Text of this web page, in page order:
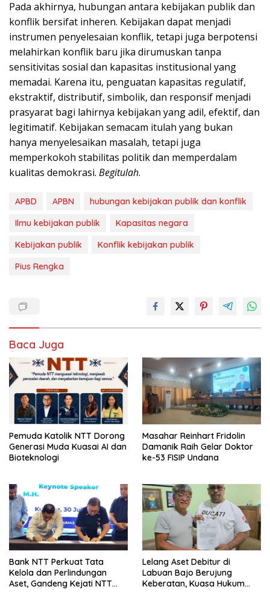
Pada akhirnya, hubungan antara kebijakan publik dan
konflik bersifat inheren. Kebijakan dapat menjadi
instrumen penyelesaian konflik, tetapi juga berpotensi
melahirkan konflik baru jika dirumuskan tanpa
sensitivitas sosial dan kapasitas institusional yang
memadai. Karena itu, penguatan kapasitas regulatif,
ekstraktif, distributif, simbolik, dan responsif menjadi
prasyarat bagi lahirnya kebijakan yang adil, efektif, dan
legitimatif. Kebijakan semacam itulah yang bukan
hanya menyelesaikan masalah, tetapi juga
memperkokoh stabilitas politik dan memperdalam
kualitas demokrasi. Begitulah.
APBD APBN
hubungan kebijakan publik dan konflik
Ilmu kebijakan publik
Kapasitas negara
Kebijakan publik
Konflik kebijakan publik
Pius Rengka
Baca Juga
Pemuda Katolik NTT Dorong
Generasi Muda Kuasai AI dan
Bioteknologi
Masahar Reinhart Fridolin
Damanik Raih Gelar Doktor
ke-53 FISIP Undana
Bank NTT Perkuat Tata
Kelola dan Perlindungan
Aset, Gandeng Kejati NTT
Lelang Aset Debitur di
Labuan Bajo Berujung
Keberatan, Kuasa Hukum